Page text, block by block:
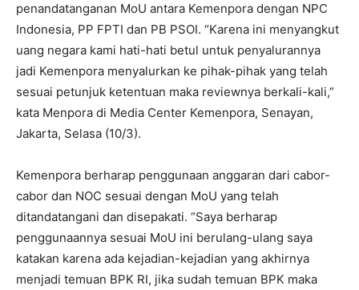
penandatanganan MoU antara Kemenpora dengan NPC
Indonesia, PP FPTI dan PB PSOI. “Karena ini menyangkut
uang negara kami hati-hati betul untuk penyalurannya
jadi Kemenpora menyalurkan ke pihak-pihak yang telah
sesuai petunjuk ketentuan maka reviewnya berkali-kali,”
kata Menpora di Media Center Kemenpora, Senayan,
Jakarta, Selasa (10/3).
Kemenpora berharap penggunaan anggaran dari cabor-
cabor dan NOC sesuai dengan MoU yang telah
ditandatangani dan disepakati. “Saya berharap
penggunaannya sesuai MoU ini berulang-ulang saya
katakan karena ada kejadian-kejadian yang akhirnya
menjadi temuan BPK RI, jika sudah temuan BPK maka